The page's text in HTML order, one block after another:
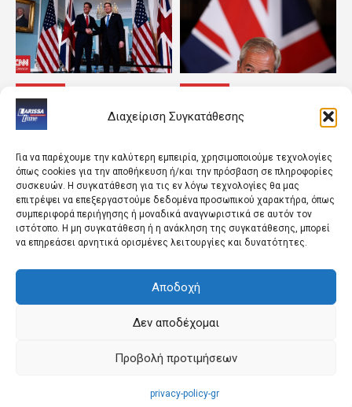
Διαχείριση Συγκατάθεσης
Για να παρέχουμε την καλύτερη εμπειρία, χρησιμοποιούμε τεχνολογίες
όπως cookies για την αποθήκευση ή/και την πρόσβαση σε πληροφορίες
συσκευών. Η συγκατάθεση για τις εν λόγω τεχνολογίες θα μας
επιτρέψει να επεξεργαστούμε δεδομένα προσωπικού χαρακτήρα, όπως
συμπεριφορά περιήγησης ή μοναδικά αναγνωριστικά σε αυτόν τον
ιστότοπο. Η μη συγκατάθεση ή η ανάκληση της συγκατάθεσης, μπορεί
να επηρεάσει αρνητικά ορισμένες λειτουργίες και δυνατότητες.
Αποδοχή
Δεν αποδέχομαι
Προβολή προτιμήσεων
privacy-policy-gr
Η ασφάλεια Ευρώπης και
Ουκρανίας κυριάρχησαν
ΗΠΑ και...
«Ο εχθρός του εχθρού
μου» – Το φαινόμενο
ψυχόδραμα στη...
ΚΟΣΜΟΣ
Μήνυμα από το 112 στους
LIFESTYLE
Οι οικονομικές